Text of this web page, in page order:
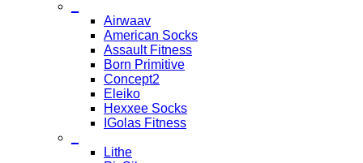
Airwaav
American Socks
Assault Fitness
Born Primitive
Concept2
Eleiko
Hexxee Socks
IGolas Fitness
Lithe